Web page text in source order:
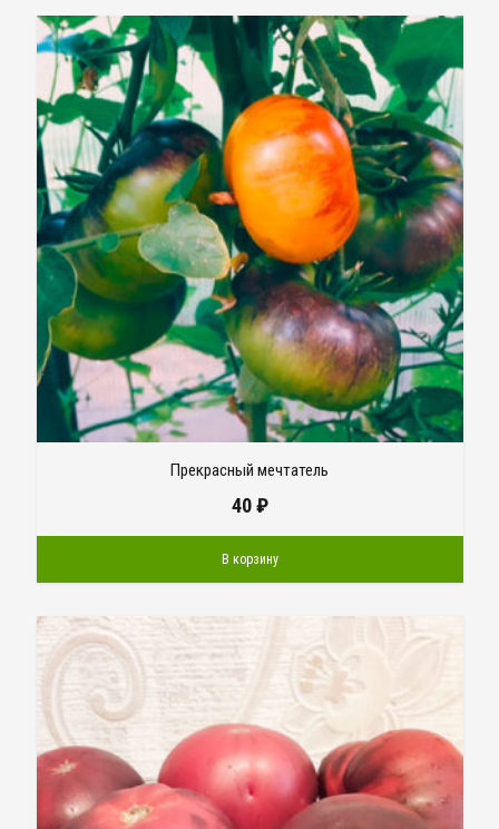
Прекрасный мечтатель
40₽
В корзину